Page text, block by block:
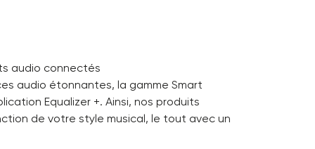
audio connectés
audio étonnantes, la gamme Smart
Equalizer +. Ainsi, nos produits
de votre style musical, le tout avec un